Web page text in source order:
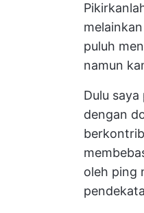
puluh
namun
Dulu
dengan
oleh ping